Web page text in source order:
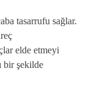
tasarrufu sağlar.
elde etmeyi
bir şekilde